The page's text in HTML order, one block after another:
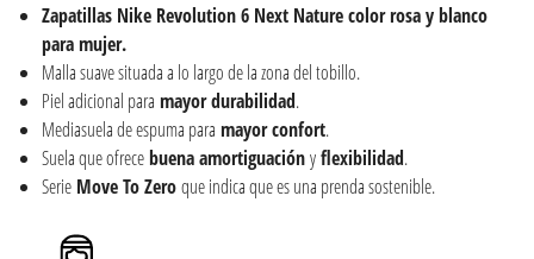
Zapatillas Nike Revolution 6 Next Nature color rosa y blanco
para mujer.
Malla suave situada a lo largo de la zona del tobillo.
Piel adicional para mayordurabilidad.
Mediasuela de espuma para mayorconfort.
Suela que ofrecebuenaamortiguaciónyflexibilidad.
Serie Move To Zeroque indica que es una prenda sostenible.